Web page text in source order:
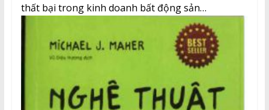
thất bại trong kinh doanh bất động sản…